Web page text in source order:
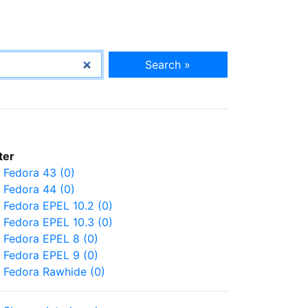
Search »
Fedora 43 (0)
Fedora 44 (0)
Fedora EPEL 10.2 (0)
Fedora EPEL 10.3 (0)
Fedora EPEL 8 (0)
Fedora EPEL 9 (0)
Fedora Rawhide (0)